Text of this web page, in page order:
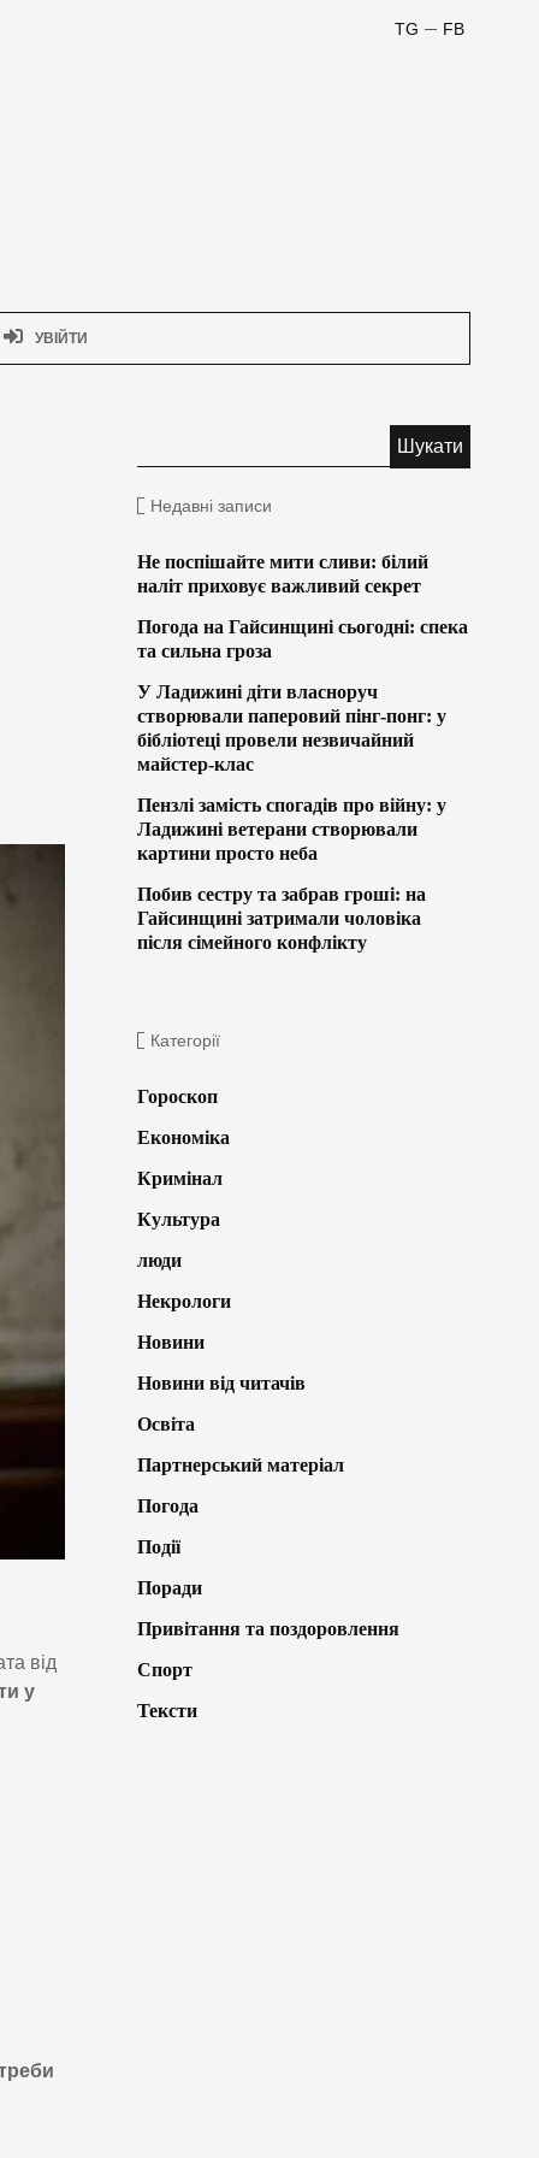
FB
TG
УВІЙТИ
від
у
Недавні записи
Не поспішайте мити сливи: білий
наліт приховує важливий секрет
Погода на Гайсинщині сьогодні: спека
та сильна гроза
У Ладижині діти власноруч
створювали паперовий пінг-понг: у
бібліотеці провели незвичайний
майстер-клас
Пензлі замість спогадів про війну: у
Ладижині ветерани створювали
картини просто неба
Побив сестру та забрав гроші: на
Гайсинщині затримали чоловіка
після сімейного конфлікту
Категорії
Гороскоп
Економіка
Кримінал
Культура
люди
Некрологи
Новини
Новини від читачів
Освіта
Партнерський матеріал
Погода
Події
Поради
Привітання та поздоровлення
Спорт
Тексти